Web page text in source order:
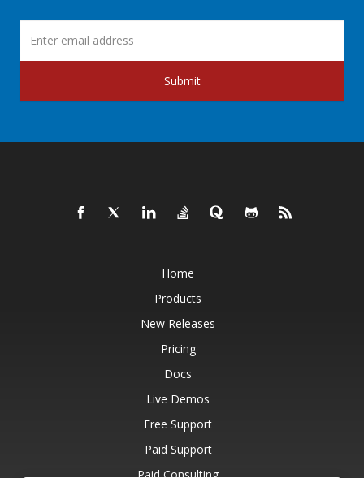
Submit
Home
Products
New Releases
Pricing
Docs
Live Demos
Free Support
Paid Support
Paid Consulting